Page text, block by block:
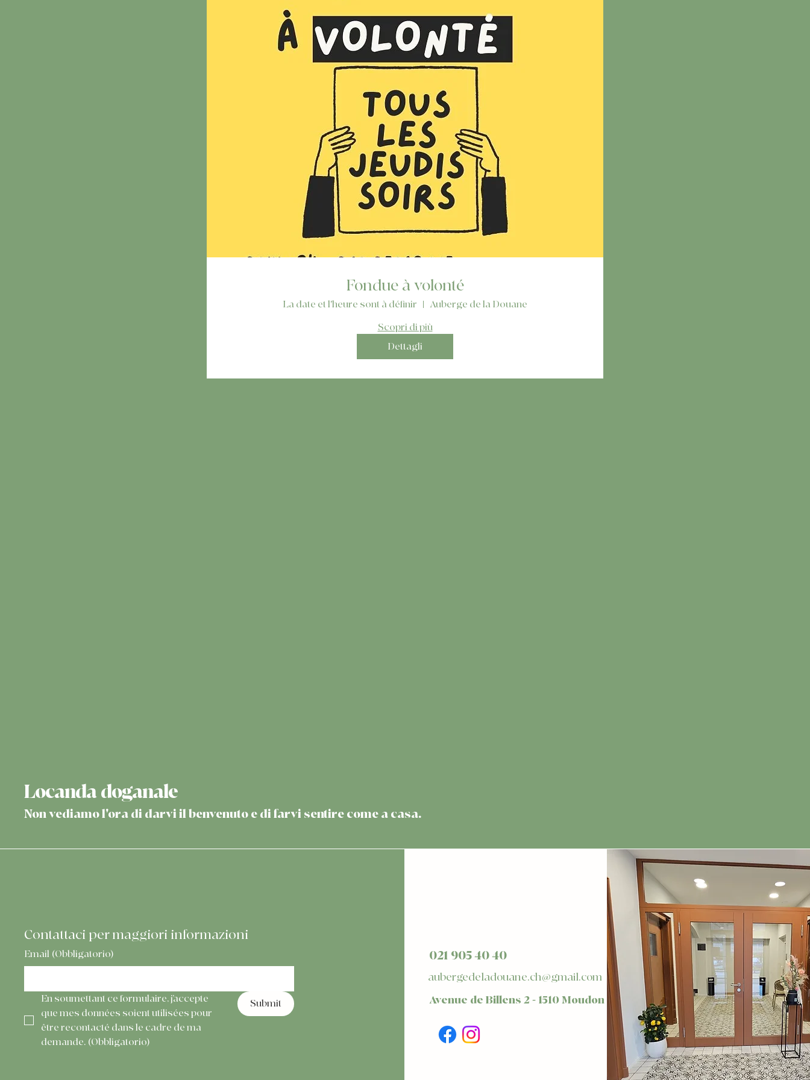
Fondue à volonté
La date et l'heure sont à définir
Auberge de la Douane
Scopri di più
Dettagli
Locanda doganale
Non vediamo l'ora di darvi il benvenuto e di farvi sentire come a casa.
Contattaci per maggiori informazioni
Email (Obbligatorio)
En soumettant ce formulaire, j’accepte
que mes données soient utilisées pour
être recontacté dans le cadre de ma
demande. (Obbligatorio)
Submit
021 905 40 40
aubergedeladouane.ch@gmail.com
Avenue de Billens 2 - 1510 Moudon